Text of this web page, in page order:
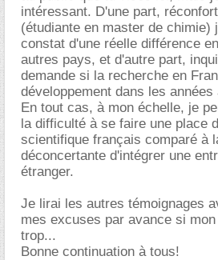
intéressant. D'une part,
(étudiante en master de chimie)
constat d'une réelle différence
autres pays, et d'autre part,
demande si la recherche en
développement dans les années
En tout cas, à mon échelle, je
la difficulté à se faire une place
scientifique français comparé à
déconcertante d'intégrer une
étranger.
Je lirai les autres témoignages
mes excuses par avance si
trop...
Bonne continuation à tous!